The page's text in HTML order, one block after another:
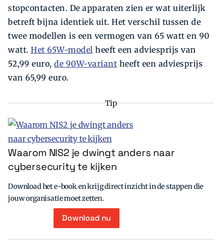
stopcontacten. De apparaten zien er wat uiterlijk
betreft bijna identiek uit. Het verschil tussen de
twee modellen is een vermogen van 65 watt en 90
watt. Het 65W-model heeft een adviesprijs van
52,99 euro, de 90W-variant heeft een adviesprijs
van 65,99 euro.
Tip
Waarom NIS2 je dwingt anders naar
cybersecurity te kijken
Download het e-book en krijg direct inzicht in de stappen die
jouw organisatie moet zetten.
Download nu